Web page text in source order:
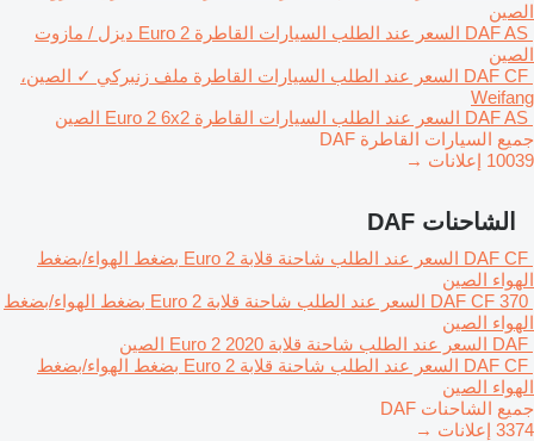
الصين
DAF AS السعر عند الطلب السيارات القاطرة Euro 2 ديزل / مازوت
الصين
DAF CF السعر عند الطلب السيارات القاطرة ملف زنبركي ✓ الصين،
Weifang
DAF AS السعر عند الطلب السيارات القاطرة Euro 2 6x2
الصين
جميع السيارات القاطرة DAF
10039 إعلانات →
الشاحنات DAF
DAF CF السعر عند الطلب شاحنة قلابة Euro 2 بضغط الهواء/بضغط
الهواء الصين
DAF CF 370 السعر عند الطلب شاحنة قلابة Euro 2 بضغط الهواء/بضغط
الهواء الصين
DAF السعر عند الطلب شاحنة قلابة 2020
Euro 2 الصين
DAF CF السعر عند الطلب شاحنة قلابة Euro 2 بضغط الهواء/بضغط
الهواء الصين
جميع الشاحنات DAF
3374 إعلانات →